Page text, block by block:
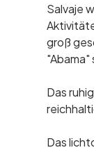
Salvaje
groß
"Abama"
Das
Das